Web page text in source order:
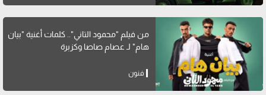
من فيلم "محمود التاني".. كلمات أغنية "بيان
هام" لـ عصام صاصا وكزبرة
فنون